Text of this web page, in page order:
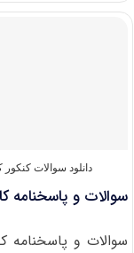
دانلود سوالات
سوالات و پاسخنامه
سوالات و پاسخنامه